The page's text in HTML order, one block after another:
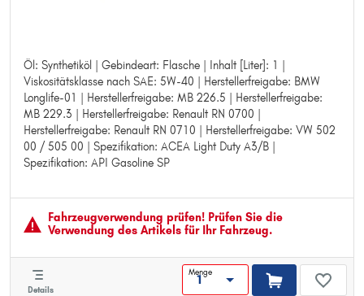
Öl: Synthetiköl | Gebindeart: Flasche | Inhalt [Liter]: 1 |
Viskositätsklasse nach SAE: 5W-40 | Herstellerfreigabe: BMW
Longlife-01 | Herstellerfreigabe: MB 226.5 | Herstellerfreigabe:
MB 229.3 | Herstellerfreigabe: Renault RN 0700 |
Herstellerfreigabe: Renault RN 0710 | Herstellerfreigabe: VW 502
00 / 505 00 | Spezifikation: ACEA Light Duty A3/B |
Spezifikation: API Gasoline SP
Öl: Synthetiköl
Gebindeart: Flasche
Inhalt [Liter]: 1
Viskositätsklasse nach SAE: 5W-40
Herstellerfreigabe: BMW Longlife-01
Herstellerfreigabe: MB 226.5
Herstellerfreigabe: MB 229.3
Herstellerfreigabe: Renault RN 0710
Herstellerfreigabe: VW 502 00 / 505 00
Spezifikation: ACEA Light Duty A3/B
Fahrzeugver­wendung prüfen! Prüfen Sie die
Verwendung des Artikels für Ihr Fahrzeug.
Details
Menge